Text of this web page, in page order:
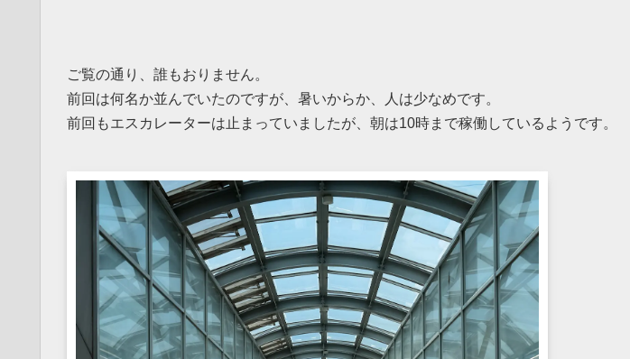
ご覧の通り、誰もおりません。
前回は何名か並んでいたのですが、暑いからか、人は少なめです。
前回もエスカレーターは止まっていましたが、朝は10時まで稼働しているようです。